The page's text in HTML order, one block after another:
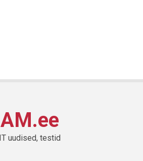
AM.ee
IT uudised, testid